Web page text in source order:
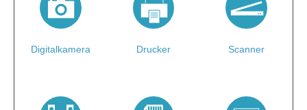
Digitalkamera Drucker Scanner